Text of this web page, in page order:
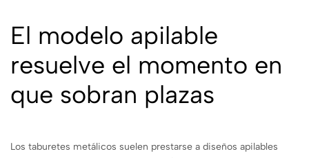
El modelo apilable
resuelve el momento en
que sobran plazas
Los taburetes metálicos suelen prestarse a diseños apilables